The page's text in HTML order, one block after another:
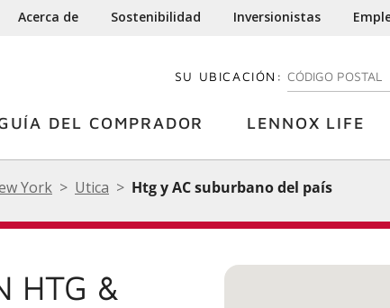
Acerca de Sostenibilidad Inversionistas
SU UBICACIÓN: INGRESE SU
DEL COMPRADOR LENNOX LIFE
York Utica Htg y AC suburbano del país
HTG &